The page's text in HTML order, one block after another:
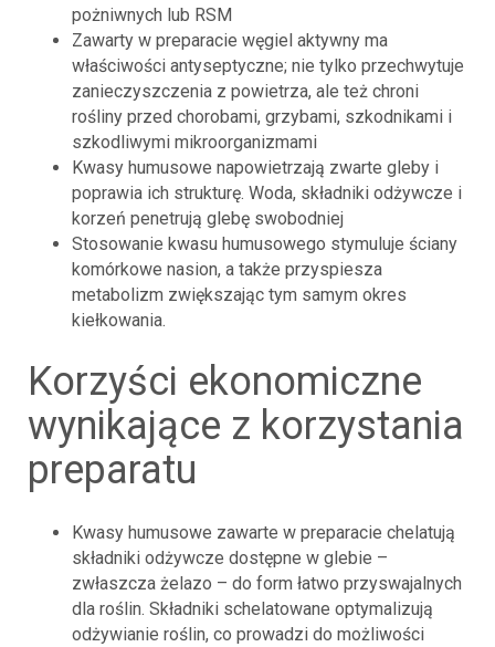
pożniwnych lub RSM
Zawarty w preparacie węgiel aktywny ma
właściwości antyseptyczne; nie tylko przechwytuje
zanieczyszczenia z powietrza, ale też chroni
rośliny przed chorobami, grzybami, szkodnikami i
szkodliwymi mikroorganizmami
Kwasy humusowe napowietrzają zwarte gleby i
poprawia ich strukturę. Woda, składniki odżywcze i
korzeń penetrują glebę swobodniej
Stosowanie kwasu humusowego stymuluje ściany
komórkowe nasion, a także przyspiesza
metabolizm zwiększając tym samym okres
kiełkowania.
korzyści ekonomiczne
wynikające z korzystania
preparatu
Kwasy humusowe zawarte w preparacie chelatują
składniki odżywcze dostępne w glebie –
zwłaszcza żelazo – do form łatwo przyswajalnych
dla roślin. Składniki schelatowane optymalizują
odżywianie roślin, co prowadzi do możliwości